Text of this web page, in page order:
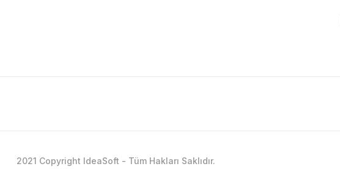
2021 Copyright IdeaSoft - Tüm Hakları Saklıdır.